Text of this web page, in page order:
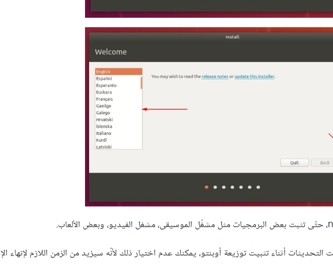
أثناء تثبيت توزيعة أوبنتو، يمكنك عدم اختيار ذلك لأنّه سيزيد من الزمن اللازم لإنهاء